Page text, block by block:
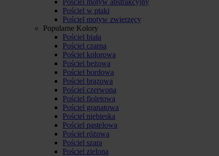
Pościel motyw abstrakcyjny
Pościel w ptaki
Pościel motyw zwierzęcy
Popularne Kolory
Pościel biała
Pościel czarna
Pościel kolorowa
Pościel beżowa
Pościel bordowa
Pościel brązowa
Pościel czerwona
Pościel fioletowa
Pościel granatowa
Pościel niebieska
Pościel pastelowa
Pościel różowa
Pościel szara
Pościel zielona